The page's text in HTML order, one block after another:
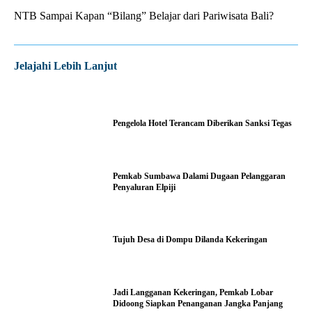
NTB Sampai Kapan “Bilang” Belajar dari Pariwisata Bali?
Jelajahi Lebih Lanjut
Pengelola Hotel Terancam Diberikan Sanksi Tegas
Pemkab Sumbawa Dalami Dugaan Pelanggaran
Penyaluran Elpiji
Tujuh Desa di Dompu Dilanda Kekeringan
Jadi Langganan Kekeringan, Pemkab Lobar
Didoong Siapkan Penanganan Jangka Panjang